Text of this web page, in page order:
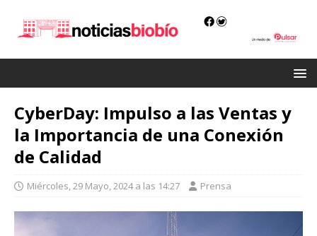
CyberDay: Impulso a las Ventas y
la Importancia de una Conexión
de Calidad
Miércoles, 29 Mayo, 2024 a las 14:27 Prensa